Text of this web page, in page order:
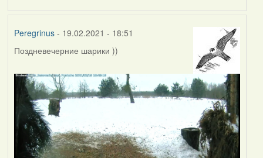
Peregrinus- 19.02.2021 - 18:51
Поздневечерние шарики ))